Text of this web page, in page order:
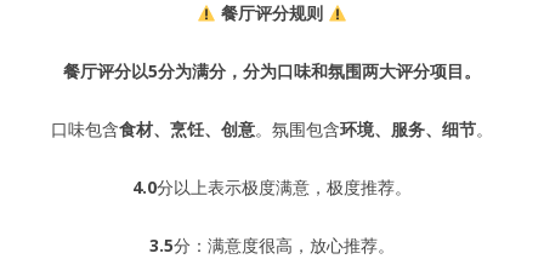
餐厅评分规则
餐厅评分以5分为满分，分为口味和氛围两大评分项目。
口味包含食材、烹饪、创意。氛围包含环境、服务、细节。
4.0分以上表示极度满意，极度推荐。
3.5分：满意度很高，放心推荐。